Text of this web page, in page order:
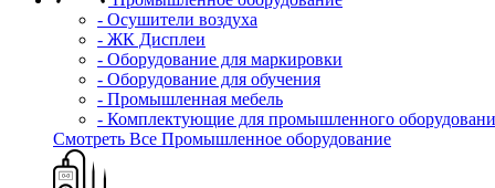
- Осушители воздуха
- ЖК Дисплеи
- Оборудование для маркировки
- Оборудование для обучения
- Промышленная мебель
- Комплектующие для промышленного
Смотреть Все Промышленное оборудование